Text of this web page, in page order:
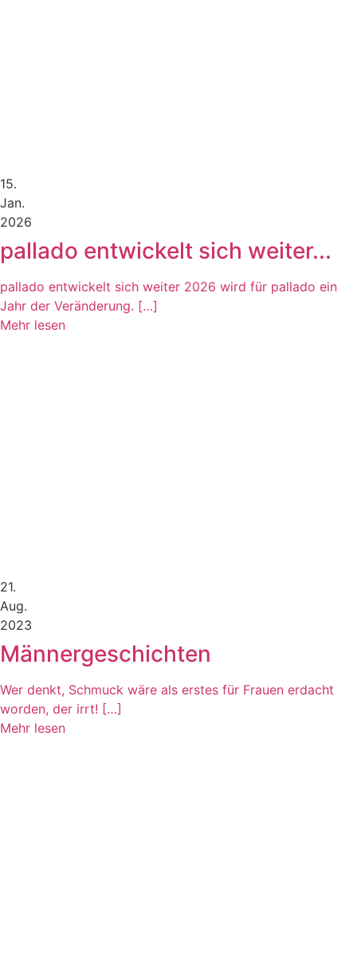
15.
Jan.
2026
pallado entwickelt sich weiter...
pallado entwickelt sich weiter 2026 wird für pallado ein
Jahr der Veränderung. […]
Mehr lesen
21.
Aug.
2023
Männergeschichten
Wer denkt, Schmuck wäre als erstes für Frauen erdacht
worden, der irrt! […]
Mehr lesen